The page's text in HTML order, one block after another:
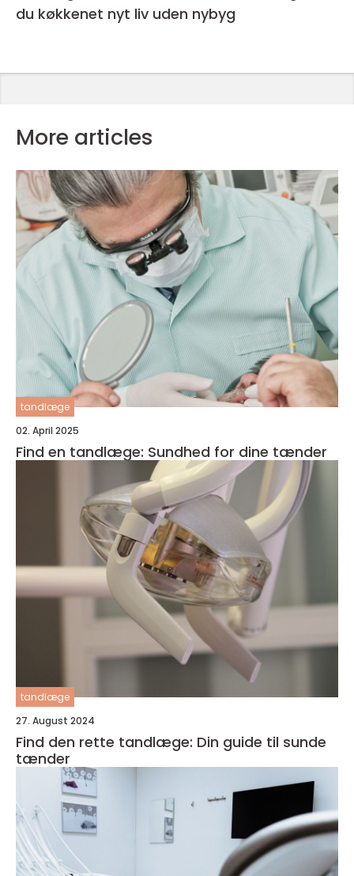
du køkkenet nyt liv uden nybyg
More articles
tandlæge
02. April 2025
Find en tandlæge: Sundhed for dine tænder
tandlæge
27. August 2024
Find den rette tandlæge: Din guide til sunde
tænder